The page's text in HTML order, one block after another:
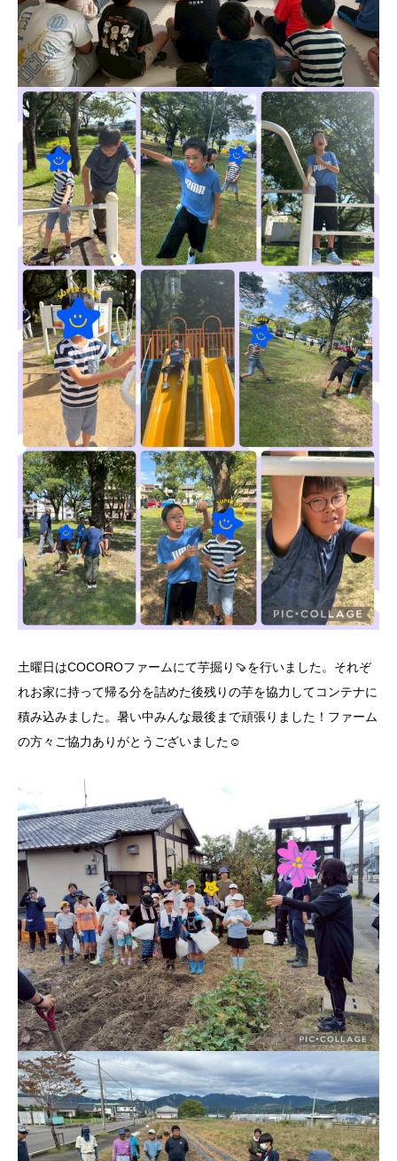
土曜日はCOCOROファームにて芋掘り🍠を行いました。それぞ
れお家に持って帰る分を詰めた後残りの芋を協力してコンテナに
積み込みました。暑い中みんな最後まで頑張りました！ファーム
の方々ご協力ありがとうございました☺️